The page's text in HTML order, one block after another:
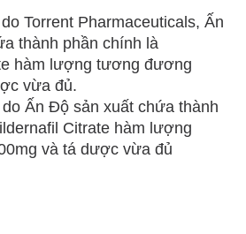
do Torrent Pharmaceuticals, Ấn
thành phần chính là
hàm lượng tương đương
vừa đủ.
do Ấn Độ sản xuất chứa thành
Citrate hàm lượng
và tá dược vừa đủ